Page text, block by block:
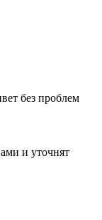
без проблем
и уточнят